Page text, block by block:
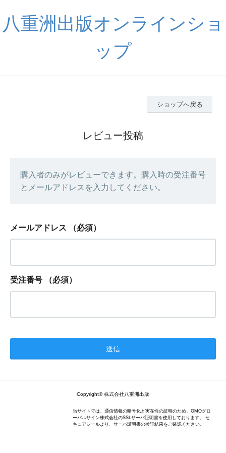
八重洲出版オンラインショ
ップ
ショップへ戻る
レビュー投稿
購入者のみがレビューできます。購入時の受注番号
とメールアドレスを入力してください。
メールアドレス （必須）
受注番号 （必須）
Copyright© 株式会社八重洲出版
当サイトでは、通信情報の暗号化と実在性の証明のため、GMOグロ
ーバルサイン株式会社のSSLサーバ証明書を使用しております。 セ
キュアシールより、サーバ証明書の検証結果をご確認ください。